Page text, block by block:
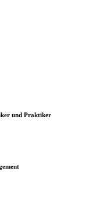
und Praktiker